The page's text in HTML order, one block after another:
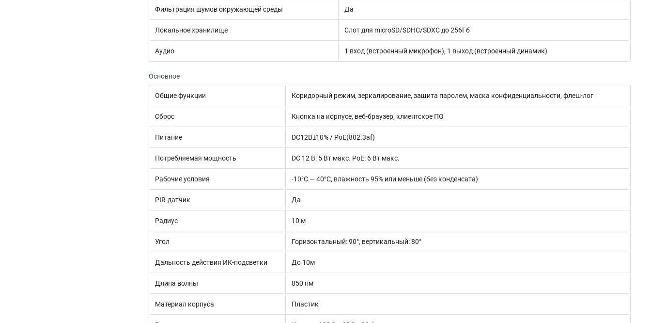
Фильтрация шумов окружающей среды Да
Локальное хранилище Слот для microSD/SDHC/SDXC до 256Гб
Аудио 1 вход (встроенный микрофон), 1 выход (встроенный динамик)
Основное
Общие функции Коридорный режим, зеркалирование, защита паролем, маска конфиденциальности, флеш-лог
Сброс Кнопка на корпусе, веб-браузер, клиентское ПО
Питание DC12В±10% / PoE(802.3af)
Потребляемая мощность DC 12 В: 5 Вт макс. PoE: 6 Вт макс.
Рабочие условия -10°С — 40°С, влажность 95% или меньше (без конденсата)
PIR-датчик Да
Радиус 10 м
Угол Горизонтальный: 90°, вертикальный: 80°
Дальность действия ИК-подсветки До 10м
Длина волны 850 нм
Материал корпуса Пластик